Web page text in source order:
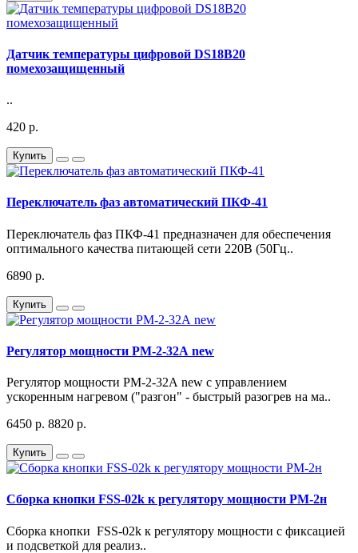
Датчик температуры цифровой DS18B20
помехозащищенный
..
420 р.
Купить
Переключатель фаз автоматический ПКФ-41
Переключатель фаз ПКФ-41 предназначен для обеспечения
оптимального качества питающей сети 220В (50Гц..
6890 р.
Купить
Регулятор мощности РМ-2-32А new
Регулятор мощности РМ-2-32А new с управлением
ускоренным нагревом ("разгон" - быстрый разогрев на ма..
6450 р. 8820 р.
Купить
Сборка кнопки FSS-02k к регулятору мощности РМ-2н
Сборка кнопки FSS-02k к регулятору мощности с фиксацией
и подсветкой для реализ..